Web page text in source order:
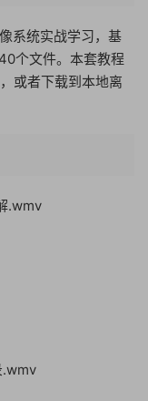
系统实战学习，基
个文件。本套教程
或者下载到本地离
.wmv
.wmv